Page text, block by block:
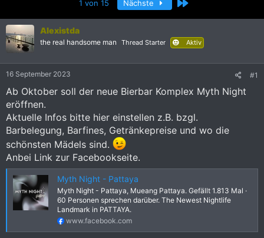
e
l
l
e
e
l
l
m
1 von 15 Nächste Letzte
Alexistda
the real handsome man Thread Starter Aktiv
16 September 2023 #1
Ab Oktober soll der neue Bierbar Komplex Myth Night
eröffnen.
Aktuelle Infos bitte hier einstellen z.B. bzgl.
Barbelegung, Barfines, Getränkepreise und wo die
schönsten Mädels sind.
Anbei Link zur Facebookseite.
Myth Night - Pattaya
Myth Night - Pattaya, Mueang Pattaya. Gefällt 1.813 Mal ·
60 Personen sprechen darüber. The Newest Nightlife
Landmark in PATTAYA.
www.facebook.com